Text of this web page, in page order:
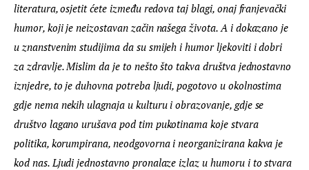
literatura, osjetit ćete između redova taj blagi, onaj franjevački
humor, koji je neizostavan začin našega života. A i dokazano je
u znanstvenim studijima da su smijeh i humor ljekoviti i dobri
za zdravlje. Mislim da je to nešto što takva društva jednostavno
iznjedre, to je duhovna potreba ljudi, pogotovo u okolnostima
gdje nema nekih ulagnaja u kulturu i obrazovanje, gdje se
društvo lagano urušava pod tim pukotinama koje stvara
politika, korumpirana, neodgovorna i neorganizirana kakva je
kod nas. Ljudi jednostavno pronalaze izlaz u humoru i to stvara